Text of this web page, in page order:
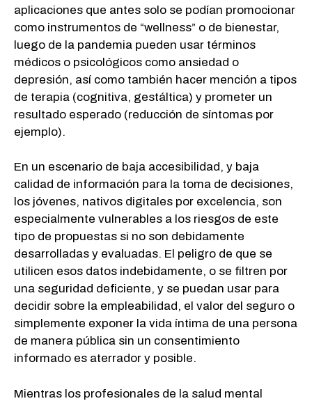
aplicaciones que antes solo se podían promocionar
como instrumentos de “wellness” o de bienestar,
luego de la pandemia pueden usar términos
médicos o psicológicos como ansiedad o
depresión, así como también hacer mención a tipos
de terapia (cognitiva, gestáltica) y prometer un
resultado esperado (reducción de síntomas por
ejemplo).
En un escenario de baja accesibilidad, y baja
calidad de información para la toma de decisiones,
los jóvenes, nativos digitales por excelencia, son
especialmente vulnerables a los riesgos de este
tipo de propuestas si no son debidamente
desarrolladas y evaluadas. El peligro de que se
utilicen esos datos indebidamente, o se filtren por
una seguridad deficiente, y se puedan usar para
decidir sobre la empleabilidad, el valor del seguro o
simplemente exponer la vida íntima de una persona
de manera pública sin un consentimiento
informado es aterrador y posible.
Mientras los profesionales de la salud mental